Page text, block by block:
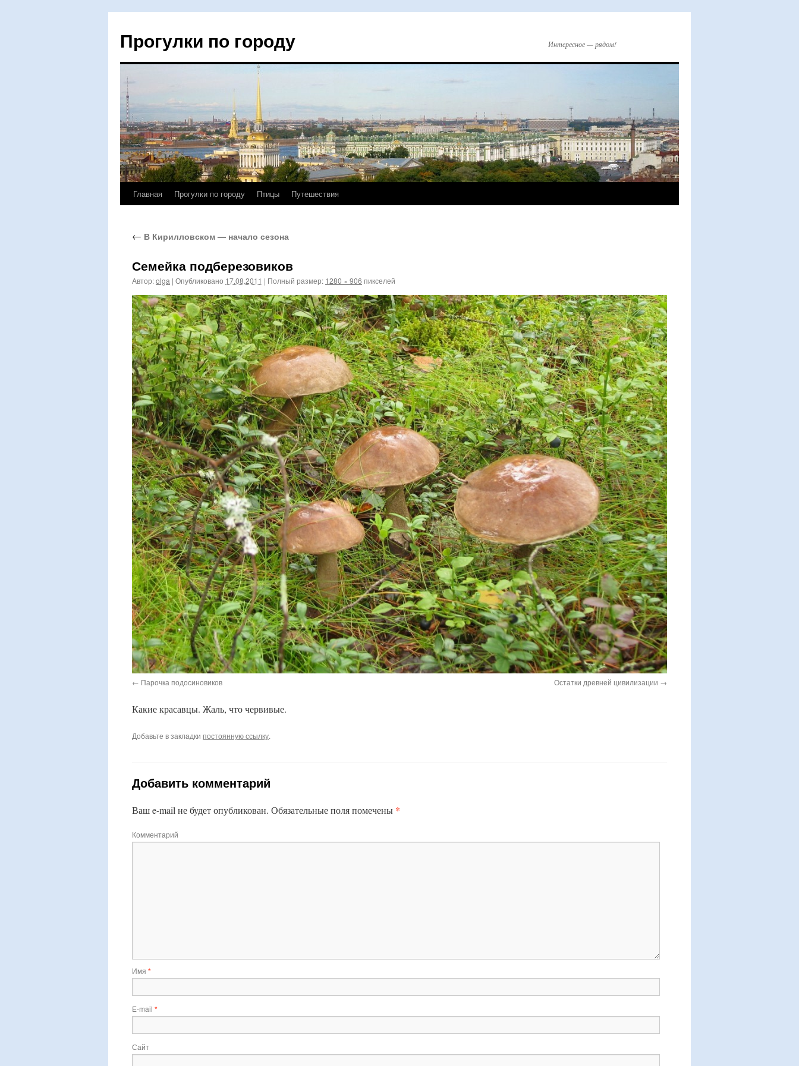
Прогулки по городу Интересное — рядом!
Перейти
содержимому
Главная Прогулки по городу Птицы Путешествия
← В Кирилловском — начало сезона
Семейка подберезовиков
Автор:olga | Опубликовано 17.08.2011 | Полный размер: 1280 × 906 пикселей
Парочка подосиновиков Остатки древней цивилизации
Какие красавцы. Жаль, что червивые.
Добавьте в закладки постоянную ссылку.
Добавить комментарий
Ваш e-mail не будет опубликован. Обязательные поля помечены *
Комментарий
Имя *
E-mail *
Сайт